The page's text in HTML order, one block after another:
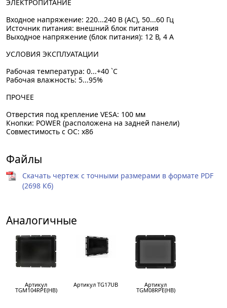
ЭЛЕКТРОПИТАНИЕ
Входное напряжение: 220...240 В (AC), 50...60 Гц
Источник питания: внешний блок питания
Выходное напряжение (блок питания): 12 В, 4 А
УСЛОВИЯ ЭКСПЛУАТАЦИИ
Рабочая температура: 0...+40 `C
Рабочая влажность: 5...95%
ПРОЧЕЕ
Отверстия под крепление VESA: 100 мм
Кнопки: POWER (расположена на задней панели)
Совместимость с ОС: x86
Файлы
Скачать чертеж с точными размерами в формате PDF
(2698 Кб)
Аналогичные
Артикул
TGM104RPE(HB)
Артикул TG17UB Артикул
TGM08RPE(HB)